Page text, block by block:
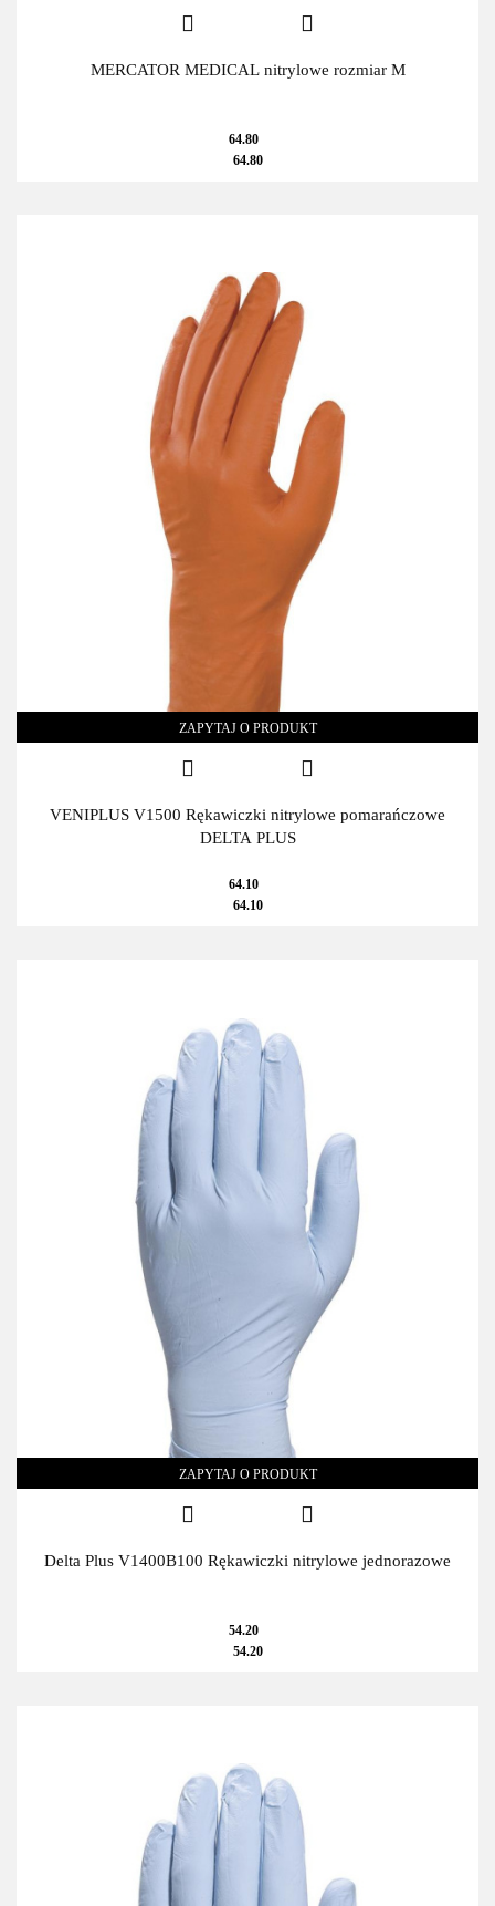
MERCATOR MEDICAL nitrylowe rozmiar M
64.80
64.80
ZAPYTAJ O PRODUKT
VENIPLUS V1500 Rękawiczki nitrylowe pomarańczowe
DELTA PLUS
64.10
64.10
ZAPYTAJ O PRODUKT
Delta Plus V1400B100 Rękawiczki nitrylowe jednorazowe
54.20
54.20